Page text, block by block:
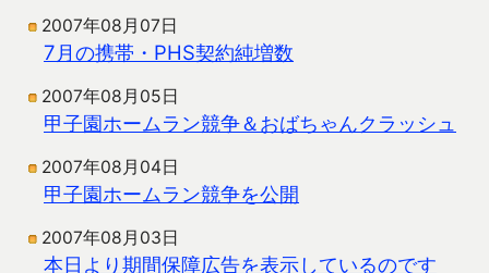
2007年08月07日
7月の携帯・PHS契約純増数
2007年08月05日
甲子園ホームラン競争＆おばちゃんクラッシュ
2007年08月04日
甲子園ホームラン競争を公開
2007年08月03日
本日より期間保障広告を表示しているのです